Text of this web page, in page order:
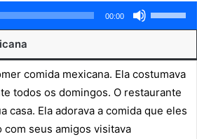
00:00
as
para
cima
para
comida mexicana. Ela costumava
todos os domingos. O restaurante
casa. Ela adorava a comida que eles
com seus amigos visitava